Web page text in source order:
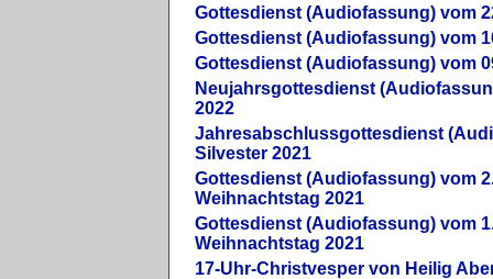
Gottesdienst (Audiofassung) vom
Gottesdienst (Audiofassung) vom
Gottesdienst (Audiofassung) vom
Neujahrsgottesdienst
2022
Jahresabschlussgottesdienst
Silvester 2021
Gottesdienst (Audiofassung) vom
Weihnachtstag 2021
Gottesdienst (Audiofassung) vom
Weihnachtstag 2021
17-Uhr-Christvesper von Heilig